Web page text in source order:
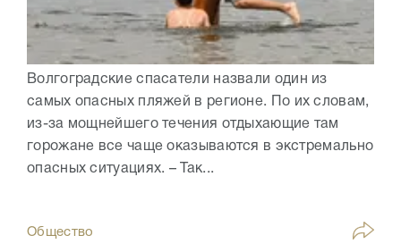
Волгоградские спасатели назвали один из
самых опасных пляжей в регионе. По их словам,
из-за мощнейшего течения отдыхающие там
горожане все чаще оказываются в экстремально
опасных ситуациях. – Так...
Общество